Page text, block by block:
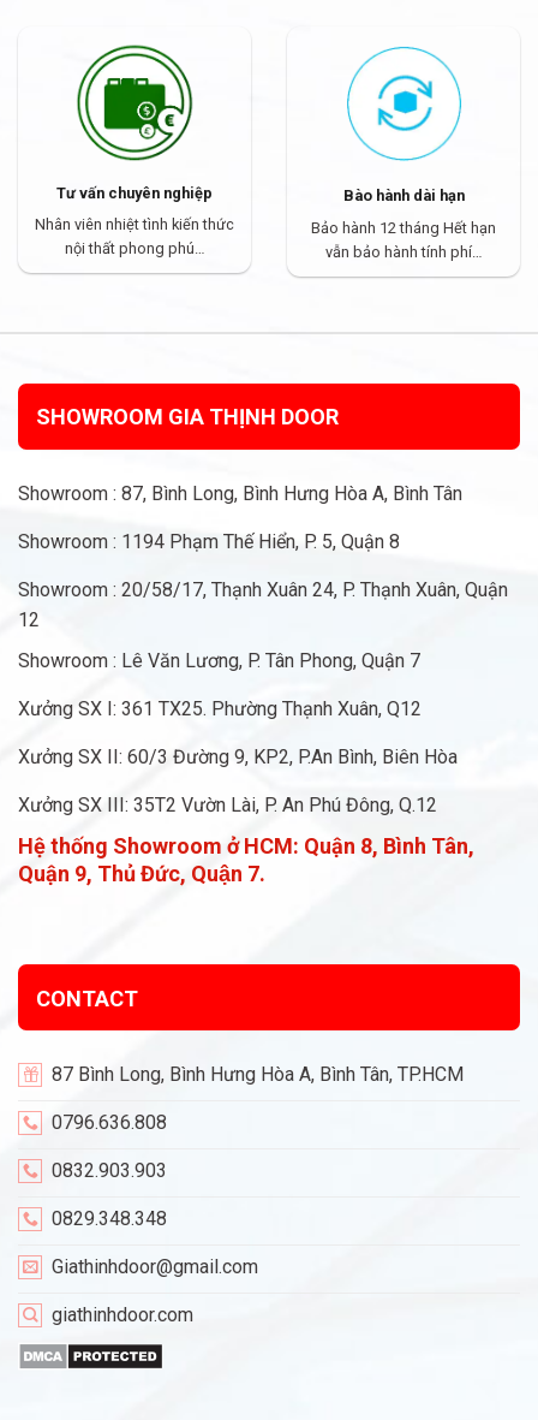
Tư vấn chuyên nghiệp
Nhân viên nhiệt tình kiến thức
nội thất phong phú…
Bào hành dài hạn
Bảo hành 12 tháng Hết hạn
vẫn bảo hành tính phí…
SHOWROOM GIA THỊNH DOOR
Showroom : 87, Bình Long, Bình Hưng Hòa A, Bình Tân
Showroom : 1194 Phạm Thế Hiển, P. 5, Quận 8
Showroom : 20/58/17, Thạnh Xuân 24, P. Thạnh Xuân, Quận
12
Showroom : Lê Văn Lương, P. Tân Phong, Quận 7
Xưởng SX I: 361 TX25. Phường Thạnh Xuân, Q12
Xưởng SX II: 60/3 Đường 9, KP2, P.An Bình, Biên Hòa
Xưởng SX III: 35T2 Vườn Lài, P. An Phú Đông, Q.12
Hệ thống Showroom ở HCM: Quận 8, Bình Tân,
Quận 9, Thủ Đức, Quận 7.
CONTACT
87 Bình Long, Bình Hưng Hòa A, Bình Tân, TP.HCM
0796.636.808
0832.903.903
0829.348.348
Giathinhdoor@gmail.com
giathinhdoor.com